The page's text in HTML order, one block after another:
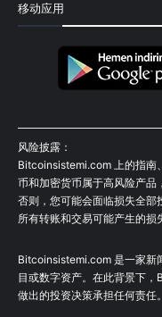
移动应用
风险披露：
Bitcoinsistemi.com 上的指南
币和加密货币属于高风险产品
否则，您可能会面临损失全部
所有转账和交易可能产生的损
Bitcoinsistemi.com 是一家新
目或数字资产。在此背景下
做出的投资决策承担任何责任。